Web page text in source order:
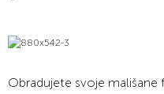
Obradujete svoje